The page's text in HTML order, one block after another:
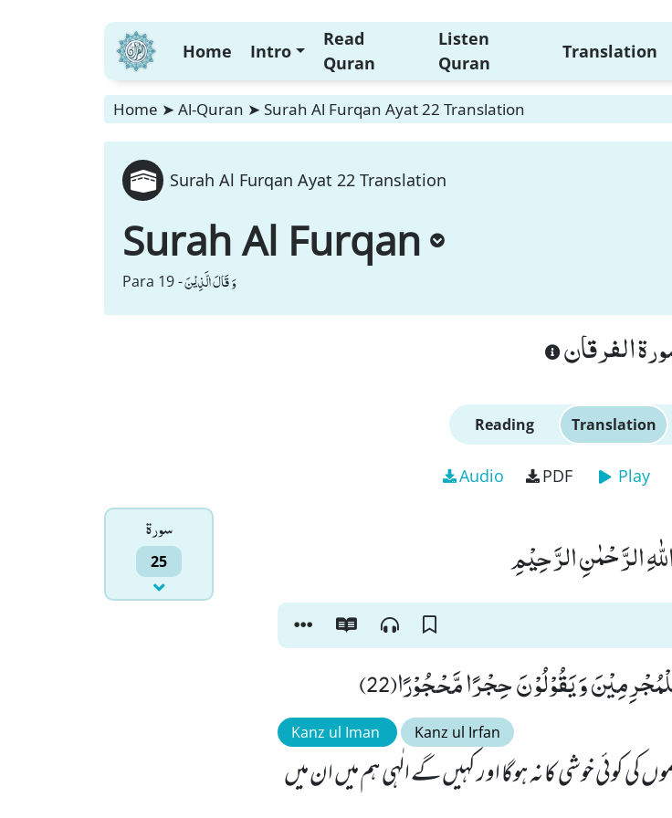
Home Intro
Read
Quran
Listen
Quran
Translation
Home ➤ Al-Quran ➤ Surah Al Furqan Ayat 22 Translation
Surah Al Furqan Ayat 22 Translation
Surah Al Furqan
Para 19 -وَ قَالَ الَّذِیْنَ
الفرقان
Reading Translation
Audio PDF Play
سورۃ
25 الرَّحْمٰنِ الرَّحِیْمِ
وَ یَقُوْلُوْنَ حِجْرًا مَّحْجُوْرًا(22)
Kanz ul Iman Kanz ul Irfan
کوئی خوشی کا نہ ہوگا اور کہیں گے الٰہی ہم میں ان میں